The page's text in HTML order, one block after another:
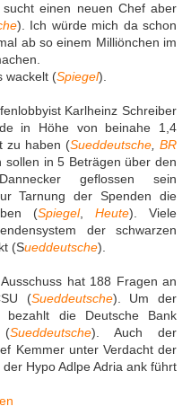
einen neuen Chef aber
). Ich würde mich da schon
ab so einem Milliönchen im
wackelt (Spiegel).
Karlheinz Schreiber
in Höhe von beinahe 1,4
zu haben (Sueddeutsche BR
sollen in 5 Beträgen über den
geflossen sein
Tarnung der Spenden die
(Spiegel, Heute). Viele
der schwarzen
(Sueddeutsche).
hat 188 Fragen an
(Sueddeutsche). Um der
die Deutsche Bank
(Sueddeutsche). Auch der
Kemmer unter Verdacht der
Hypo Adlpe Adria ank führt